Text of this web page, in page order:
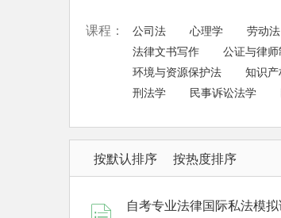
课程： 公司法 心理学 劳动法
法律文书写作
公证与律师
环境与资源保护法
知识产
刑法学
民事诉讼法学
按默认排序 按热度排序
自考专业法律国际私法模